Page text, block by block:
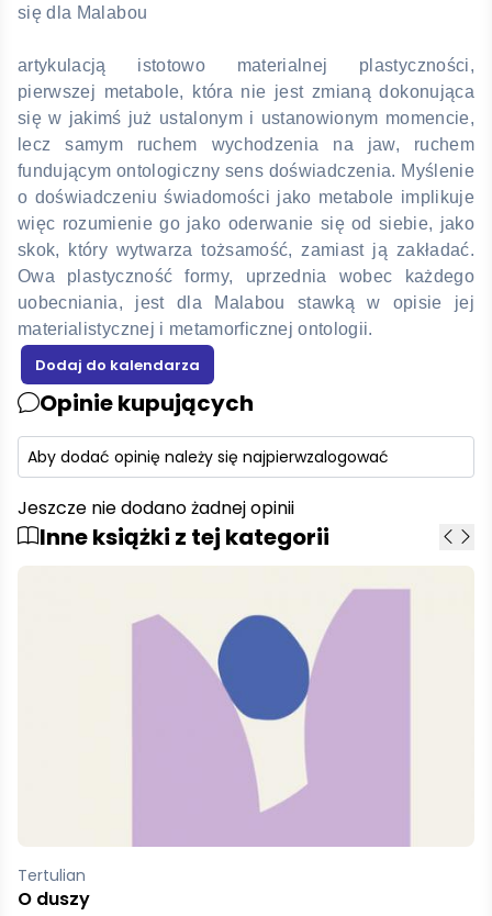
się dla Malabou
artykulacją istotowo materialnej plastyczności,
pierwszej metabole, która nie jest zmianą dokonująca
się w jakimś już ustalonym i ustanowionym momencie,
lecz samym ruchem wychodzenia na jaw, ruchem
fundującym ontologiczny sens doświadczenia. Myślenie
o doświadczeniu świadomości jako metabole implikuje
więc rozumienie go jako oderwanie się od siebie, jako
skok, który wytwarza tożsamość, zamiast ją zakładać.
Owa plastyczność formy, uprzednia wobec każdego
uobecniania, jest dla Malabou stawką w opisie jej
materialistycznej i metamorficznej ontologii.
Opinie kupujących
Aby dodać opinię należy się najpierwzalogować
Jeszcze nie dodano żadnej opinii
Inne książki z tej kategorii
Fromm Erich
O sztuce miłości